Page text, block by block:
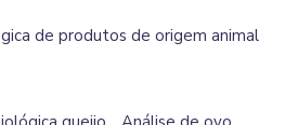
de produtos de origem animal